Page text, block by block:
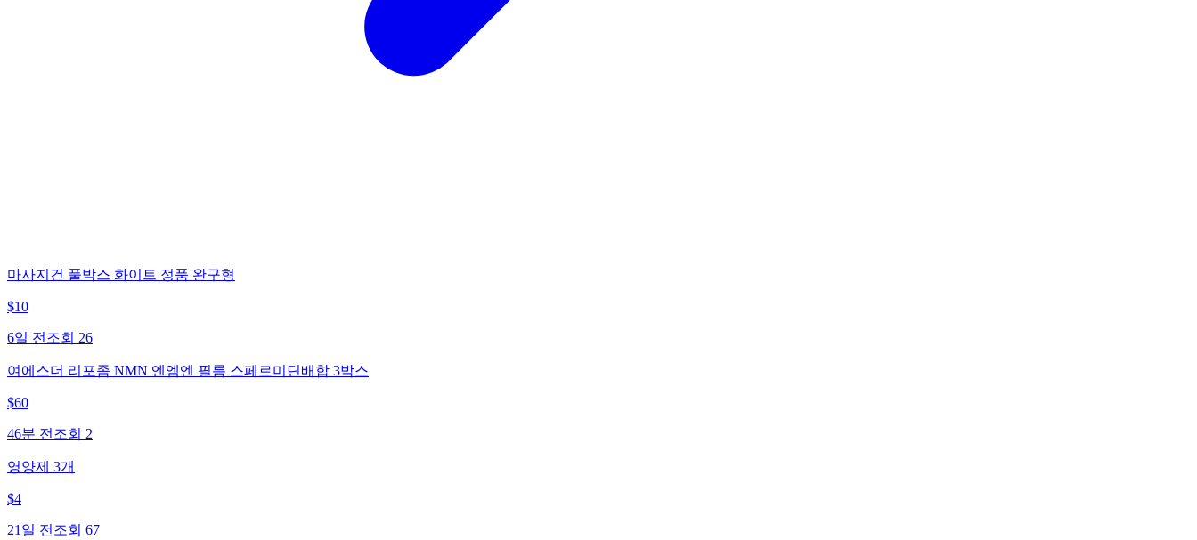
마사지건 풀박스 화이트 정품 완구형
$10
6일 전 조회 26
여에스더 리포좀 NMN 엔엠엔 필름 스페르미딘배합 3박스
$60
46분 전 조회 2
영양제 3개
$4
21일 전 조회 67